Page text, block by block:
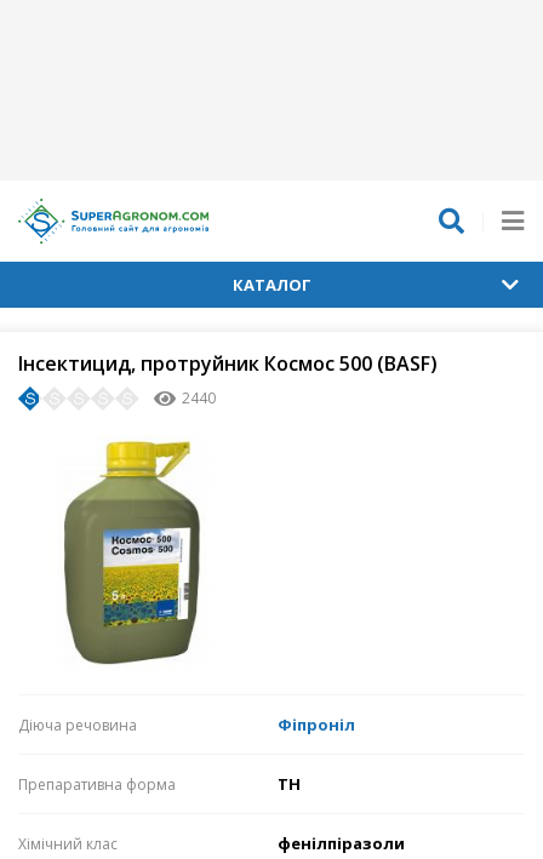
КАТАЛОГ
Інсектицид, протруйник Космос 500 (BASF)
2440
Діюча речовина Фіпроніл
Препаративна форма ТН
Хімічний клас фенілпіразоли